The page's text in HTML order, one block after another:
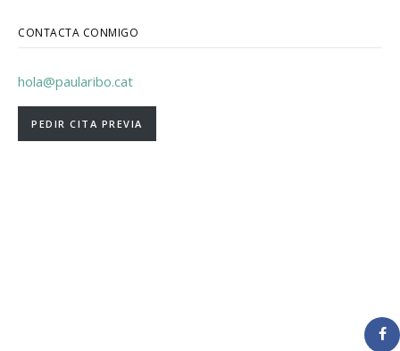
CONTACTA CONMIGO
hola@paularibo.cat
PEDIR CITA PREVIA